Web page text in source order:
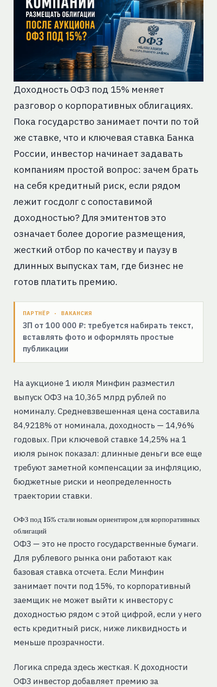
Доходность ОФЗ под 15% меняет
разговор о корпоративных облигациях.
Пока государство занимает почти по той
же ставке, что и ключевая ставка Банка
России, инвестор начинает задавать
компаниям простой вопрос: зачем брать
на себя кредитный риск, если рядом
лежит госдолг с сопоставимой
доходностью? Для эмитентов это
означает более дорогие размещения,
жесткий отбор по качеству и паузу в
длинных выпусках там, где бизнес не
готов платить премию.
ПАРТНЁР · ВАКАНСИЯ
ЗП от 100 000 ₽: требуется набирать текст,
вставлять фото и оформлять простые
публикации
На аукционе 1 июля Минфин разместил
выпуск ОФЗ на 10,365 млрд рублей по
номиналу. Средневзвешенная цена составила
84,9218% от номинала, доходность — 14,96%
годовых. При ключевой ставке 14,25% на 1
июля рынок показал: длинные деньги все еще
требуют заметной компенсации за инфляцию,
бюджетные риски и неопределенность
траектории ставки.
ОФЗ под 15% стали новым ориентиром для корпоративных
облигаций
ОФЗ — это не просто государственные бумаги.
Для рублевого рынка они работают как
базовая ставка отсчета. Если Минфин
занимает почти под 15%, то корпоративный
заемщик не может выйти к инвестору с
доходностью рядом с этой цифрой, если у него
есть кредитный риск, ниже ликвидность и
меньше прозрачности.
Логика спреда здесь жесткая. К доходности
ОФЗ инвестор добавляет премию за